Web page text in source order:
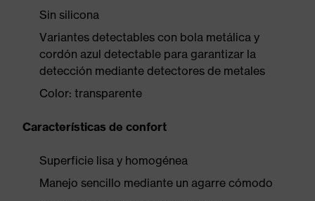
Sin silicona
Variantes detectables con bola metálica y
cordón azul detectable para garantizar la
detección mediante detectores de metales
Color: transparente
Características de confort
Superficie lisa y homogénea
Manejo sencillo mediante un agarre cómodo